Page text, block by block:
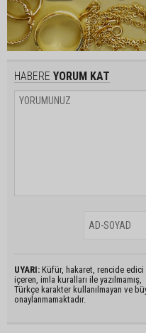
HABERE YORUM KAT
UYARI: Küfür, hakaret, rencide edici
içeren, imla kuralları ile yazılmamış,
Türkçe karakter kullanılmayan ve
onaylanmamaktadır.